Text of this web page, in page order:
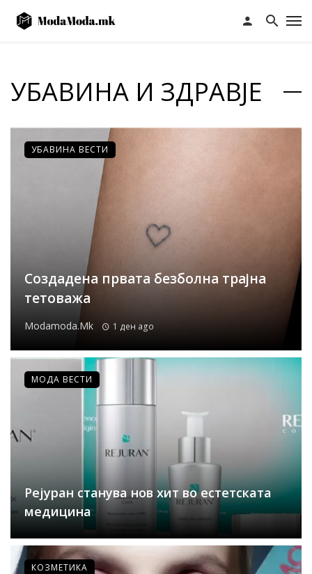
УБАВИНА И ЗДРАВЈЕ
Создадена првата безболна трајна
тетоважа
Modamoda.mk 1 ден ago
УБАВИНА ВЕСТИ
Рејуран станува нов хит во естетската
медицина
МОДА ВЕСТИ
КОЗМЕТИКА